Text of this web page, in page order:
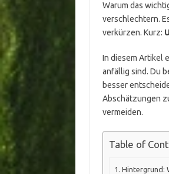
Warum das
verschlechtern.
verkürzen. Kurz:
In diesem Artikel
anfällig sind. Du
besser
Abschätzungen
vermeiden.
Table of
Hintergrund: